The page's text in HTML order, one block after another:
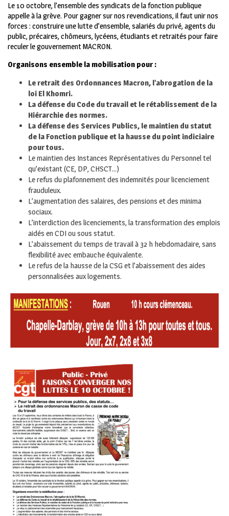
Le 10 octobre, l’ensemble des syndicats de la fonction publique
appelle à la grève. Pour gagner sur nos revendications, il faut unir nos
forces : construire une lutte d’ensemble, salariés du privé, agents du
public, précaires, chômeurs, lycéens, étudiants et retraités pour faire
reculer le gouvernement MACRON.
Organisons ensemble la mobilisation pour :
Le retrait des Ordonnances Macron, l’abrogation de la
loi El Khomri.
La défense du Code du travail et le rétablissement de la
Hiérarchie des normes.
La défense des Services Publics, le maintien du statut
de la Fonction publique et la hausse du point indiciaire
pour tous.
Le maintien des Instances Représentatives du Personnel tel
qu’existant (CE, DP, CHSCT…)
Le refus du plafonnement des indemnités pour licenciement
frauduleux.
L’augmentation des salaires, des pensions et des minima
sociaux.
L’interdiction des licenciements, la transformation des emplois
aidés en CDI ou sous statut.
L’abaissement du temps de travail à 32 h hebdomadaire, sans
flexibilité avec embauche équivalente.
Le refus de la hausse de la CSG et l’abaissement des aides
personnalisées aux logements.